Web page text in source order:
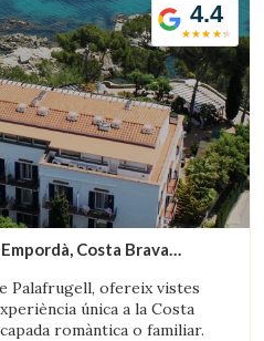
4.4
Costa Brava
Palafrugell, ofereix vistes
única a la Costa
romàntica o familiar.